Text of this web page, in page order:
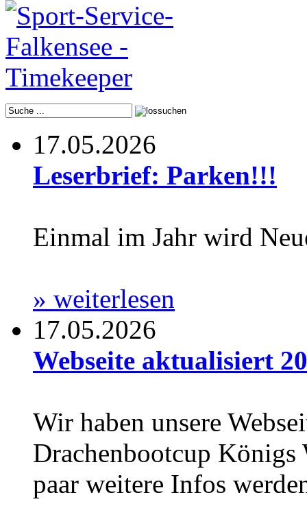
17.05.2026
Leserbrief: Parken!!!
Einmal im Jahr wird
» weiterlesen
17.05.2026
Webseite aktualisiert
Wir haben unsere
Drachenbootcup Königs
paar weitere Infos